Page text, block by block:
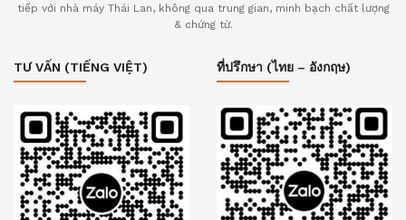
tiếp với nhà máy Thái Lan, không qua trung gian, minh bạch chất lượng
& chứng từ.
TƯ VẤN (TIẾNG VIỆT) ที่ปรึกษา (ไทย – อังกฤษ)